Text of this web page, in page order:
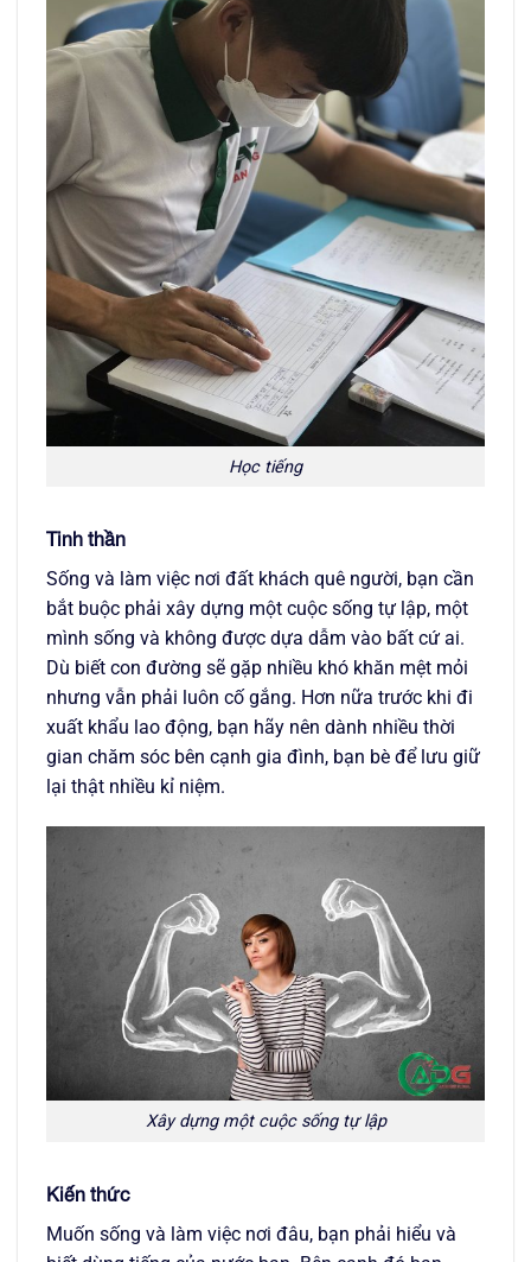
Học tiếng
Tinh thần
Sống và làm việc nơi đất khách quê người, bạn cần
bắt buộc phải xây dựng một cuộc sống tự lập, một
mình sống và không được dựa dẫm vào bất cứ ai.
Dù biết con đường sẽ gặp nhiều khó khăn mệt mỏi
nhưng vẫn phải luôn cố gắng. Hơn nữa trước khi đi
xuất khẩu lao động, bạn hãy nên dành nhiều thời
gian chăm sóc bên cạnh gia đình, bạn bè để lưu giữ
lại thật nhiều kỉ niệm.
Xây dựng một cuộc sống tự lập
Kiến thức
Muốn sống và làm việc nơi đâu, bạn phải hiểu và